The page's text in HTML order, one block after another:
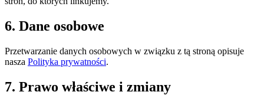
6. Dane osobowe
Przetwarzanie danych osobowych w związku z tą stroną opisuje
nasza Polityka prywatności.
7. Prawo właściwe i zmiany